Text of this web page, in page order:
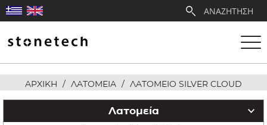
Η ΕΤΑΙΡΕΙΑ
ΑΡΧΙΚΗ / ΛΑΤΟΜΕΙΑ / ΛΑΤΟΜΕΙΟ SILVER CLOUD
Λατομεία